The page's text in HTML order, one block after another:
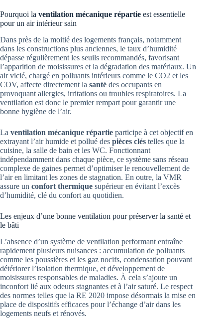
Pourquoi la ventilation mécanique répartie est essentielle
pour un air intérieur sain
Dans près de la moitié des logements français, notamment
dans les constructions plus anciennes, le taux d’humidité
dépasse régulièrement les seuils recommandés, favorisant
l’apparition de moisissures et la dégradation des matériaux. Un
air vicié, chargé en polluants intérieurs comme le CO2 et les
COV, affecte directement la santé des occupants en
provoquant allergies, irritations ou troubles respiratoires. La
ventilation est donc le premier rempart pour garantir une
bonne hygiène de l’air.
La ventilation mécanique répartie participe à cet objectif en
extrayant l’air humide et pollué des pièces clés telles que la
cuisine, la salle de bain et les WC. Fonctionnant
indépendamment dans chaque pièce, ce système sans réseau
complexe de gaines permet d’optimiser le renouvellement de
l’air en limitant les zones de stagnation. En outre, la VMR
assure un confort thermique supérieur en évitant l’excès
d’humidité, clé du confort au quotidien.
Les enjeux d’une bonne ventilation pour préserver la santé et
le bâti
L’absence d’un système de ventilation performant entraîne
rapidement plusieurs nuisances : accumulation de polluants
comme les poussières et les gaz nocifs, condensation pouvant
détériorer l’isolation thermique, et développement de
moisissures responsables de maladies. À cela s’ajoute un
inconfort lié aux odeurs stagnantes et à l’air saturé. Le respect
des normes telles que la RE 2020 impose désormais la mise en
place de dispositifs efficaces pour l’échange d’air dans les
logements neufs et rénovés.